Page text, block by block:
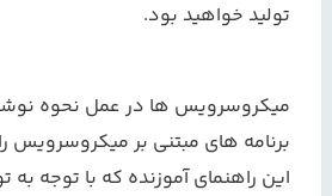
تولید خواهید بود.
میکروسرویس ها در عمل نحوه
برنامه های مبتنی بر ميکروسرویس
این راهنمای آموزنده که با توجه به